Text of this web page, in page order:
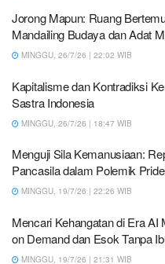
Jorong Mapun: Ruang
Mandailing Budaya dan Adat
MINGGU, 26/7/26 | 22:02 WIB
Kapitalisme dan Kontradiksi
Sastra Indonesia
MINGGU, 26/7/26 | 18:47 WIB
Menguji Sila Kemanusiaan:
Pancasila dalam Polemik
MINGGU, 19/7/26 | 22:26 WIB
Mencari Kehangatan di Era AI
on Demand dan Esok Tanpa
MINGGU, 19/7/26 | 21:31 WIB